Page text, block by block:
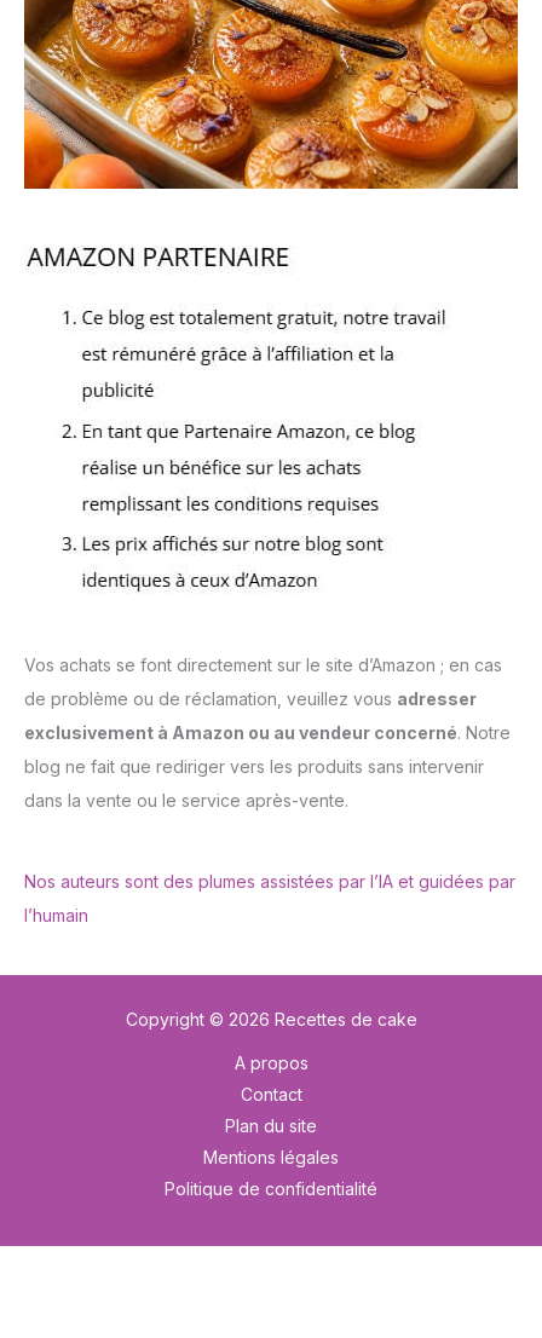
Vos achats se font directement sur le site d’Amazon ; en cas
de problème ou de réclamation, veuillez vous adresser
exclusivement à Amazon ou au vendeur concerné. Notre
blog ne fait que rediriger vers les produits sans intervenir
dans la vente ou le service après-vente.
Nos auteurs sont des plumes assistées par l’IA et guidées par
l’humain
Copyright © 2026 Recettes de cake
A propos
Contact
Plan du site
Mentions légales
Politique de confidentialité